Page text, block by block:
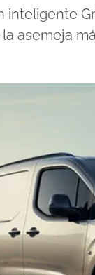
inteligente
asemeja